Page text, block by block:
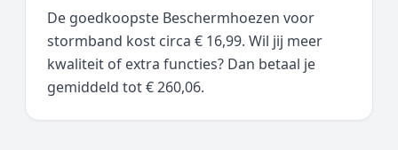
De goedkoopste Beschermhoezen voor
stormband kost circa € 16,99. Wil jij meer
kwaliteit of extra functies? Dan betaal je
gemiddeld tot € 260,06.